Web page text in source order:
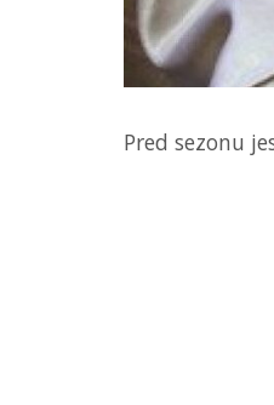
Pred sezonu